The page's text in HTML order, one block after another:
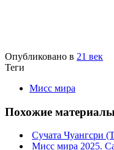
Опубликовано в 21 век
Теги
Мисс мира
Похожие
Сучата Чуангсри
Мисс мира 2025.